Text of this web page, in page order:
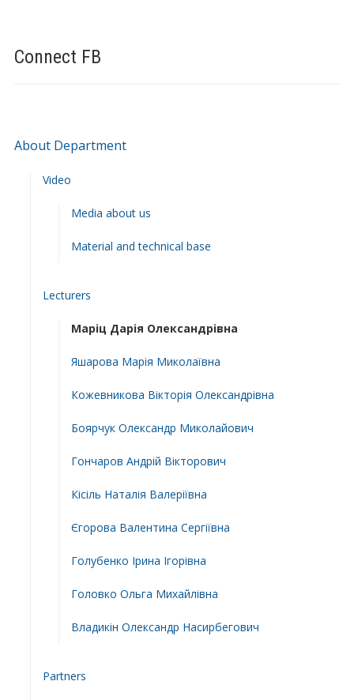
Connect FB
About Department
Video
Media about us
Material and technical base
Lecturers
Маріц Дарія Олександрівна
Яшарова Марія Миколаївна
Кожевникова Вікторія Олександрівна
Боярчук Олександр Миколайович
Гончаров Андрій Вікторович
Кісіль Наталія Валеріївна
Єгорова Валентина Сергіївна
Голубенко Ірина Ігорівна
Головко Ольга Михайлівна
Владикін Олександр Насирбегович
Partners